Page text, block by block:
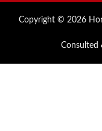
Copyright © 2026
Consulted